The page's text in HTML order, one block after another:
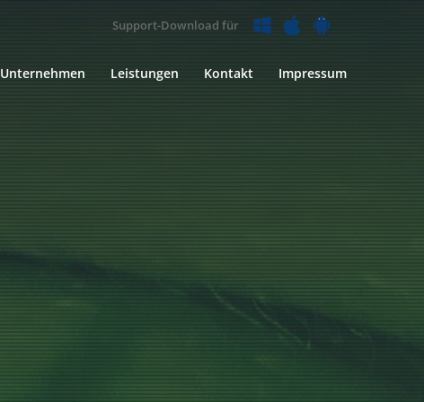
Support-Download für
Unternehmen Leistungen Kontakt Impressum